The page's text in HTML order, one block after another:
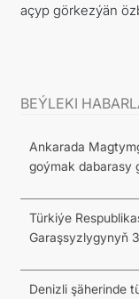
açyp görkezýän
BEÝLEKI
Ankarada
goýmak dabarasy
Türkiýe
Garaşsyzlygynyň
Denizli şäherinde